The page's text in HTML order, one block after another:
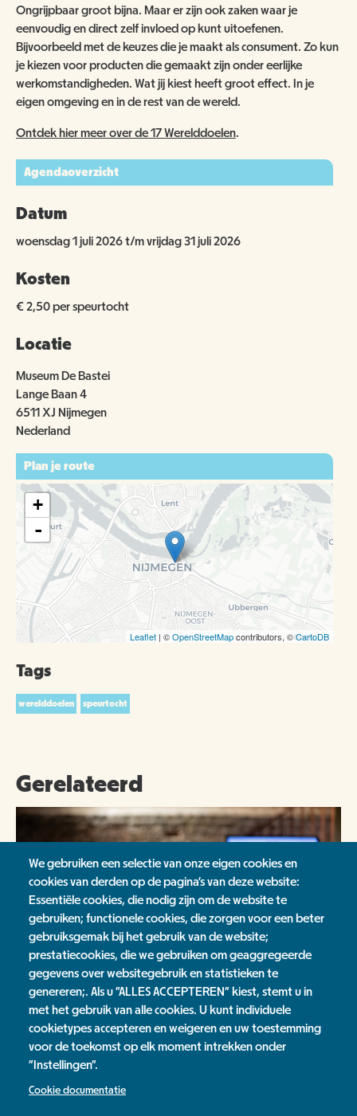
We gebruiken een selectie van onze eigen cookies en
cookies van derden op de pagina's van deze website:
Essentiële cookies, die nodig zijn om de website te
gebruiken; functionele cookies, die zorgen voor een beter
gebruiksgemak bij het gebruik van de website;
prestatiecookies, die we gebruiken om geaggregeerde
gegevens over websitegebruik en statistieken te
genereren;. Als u "ALLES ACCEPTEREN" kiest, stemt u in
met het gebruik van alle cookies. U kunt individuele
cookietypes accepteren en weigeren en uw toestemming
voor de toekomst op elk moment intrekken onder
"Instellingen".
Cookie documentatie
VERRIJK JEZELF IN HET RIJK VAN NIJMEGEN
Ongrijpbaar groot bijna. Maar er zijn ook zaken waar je
eenvoudig en direct zelf invloed op kunt uitoefenen.
Bijvoorbeeld met de keuzes die je maakt als consument. Zo kun
je kiezen voor producten die gemaakt zijn onder eerlijke
werkomstandigheden. Wat jij kiest heeft groot effect. In je
eigen omgeving en in de rest van de wereld.
Ontdek hier meer over de 17 Werelddoelen.
Agendaoverzicht
Datum
woensdag 1 juli 2026 t/m vrijdag 31 juli 2026
Kosten
€ 2,50 per speurtocht
Locatie
Museum De Bastei
Lange Baan 4
6511 XJ Nijmegen
Nederland
Plan je route
+
-
Leaflet | ©OpenStreetMapcontributors, ©CartoDB
Tags
werelddoelen speurtocht
Gerelateerd
Speuren in en rond het museum
Jaarverslag